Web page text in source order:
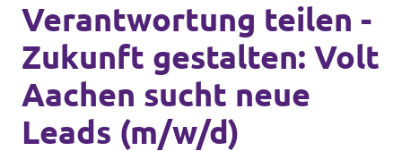
Website von Volt NRW
Volt vor Ort in NRW
Volt in Deutschland
Programm
Über Volt
Verantwortung teilen -
Zukunft gestalten: Volt
Aachen sucht neue
Leads (m/w/d)